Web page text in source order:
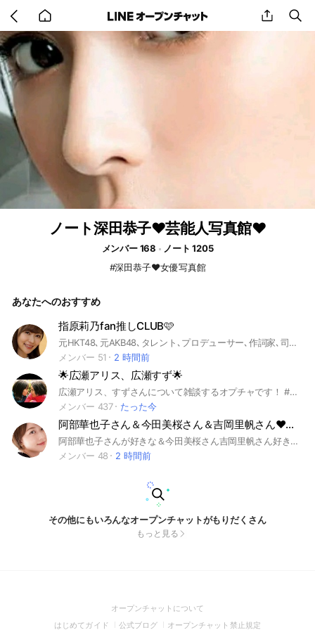
back
to
home
share
ノート深田恭子❤️芸能人写真館❤️
メンバー 168
ノート 1205
#深田恭子❤️女優写真館
あなたへのおすすめ
指原莉乃fan推しCLUB🩷
元HKT48､元AKB48､タレント､プロデューサー､作詞家､司会者､コメンテーター
メンバー 51
2 時間前
🌟広瀬アリス、広瀬すず🌟
広瀬アリス、すずさんについて雑談するオプチャです！ #広瀬アリス #広瀬すず
メンバー 437
たった今
阿部華也子さん＆今田美桜さん＆吉岡里帆さん❤️楽しい仲間達
阿部華也子さんが好きな＆今田美桜さん吉岡里帆さん好きな方❤️雑誌構いません 是非お越し下さいね
メンバー 48
2 時間前
その他にもいろんなオープンチャットがもりだくさん
もっと見る
オープンチャットについて
in
はじめてガイド (Open
公式ブログ (Open
オープンチャット禁止規定(Open